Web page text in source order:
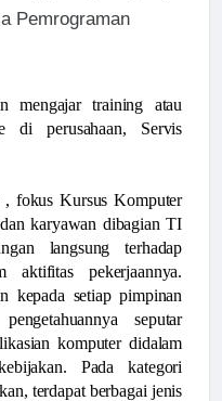
Pemrograman
mengajar training atau
di perusahaan, Servis
, fokus Kursus Komputer
karyawan dibagian TI
langsung terhadap
aktifitas pekerjaannya.
kepada setiap pimpinan
seputar
komputer didalam
Pada kategori
terdapat berbagai jenis